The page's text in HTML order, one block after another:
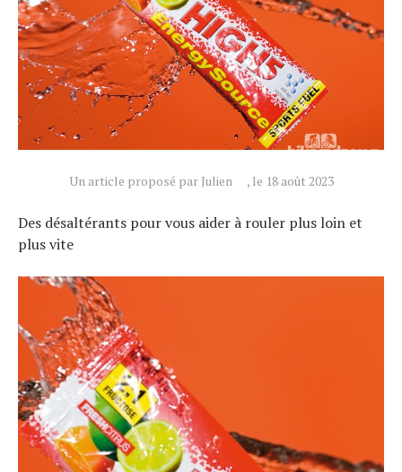
Un article proposé par Julien , le 18 août 2023
Des désaltérants pour vous aider à rouler plus loin et
plus vite